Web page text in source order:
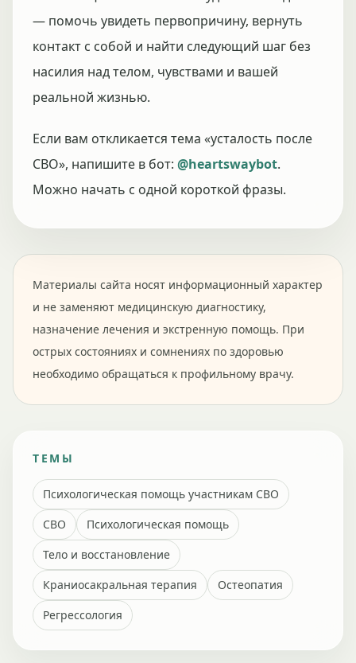
— помочь увидеть первопричину, вернуть
контакт с собой и найти следующий шаг без
насилия над телом, чувствами и вашей
реальной жизнью.
Если вам откликается тема «усталость после
СВО», напишите в бот: @heartswaybot.
Можно начать с одной короткой фразы.
Материалы сайта носят информационный характер
и не заменяют медицинскую диагностику,
назначение лечения и экстренную помощь. При
острых состояниях и сомнениях по здоровью
необходимо обращаться к профильному врачу.
ТЕМЫ
Психологическая помощь участникам СВО
СВО
Психологическая помощь
Тело и восстановление
Краниосакральная терапия
Остеопатия
Регрессология